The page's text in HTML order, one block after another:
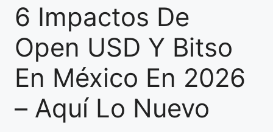
6 Impactos De
Open USD Y Bitso
En México En 2026
– Aquí Lo Nuevo